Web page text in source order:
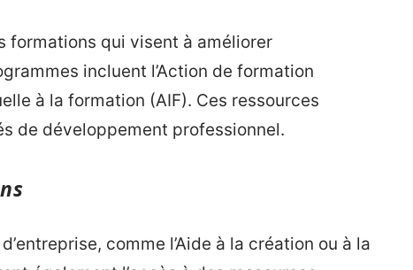
formations qui visent à améliorer
incluent l’Action de formation
à la formation (AIF). Ces ressources
de développement professionnel.
comme l’Aide à la création ou à la